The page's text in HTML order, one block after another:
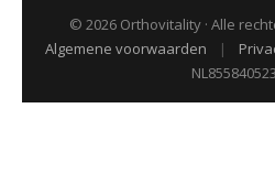
© 2026 Orthovitality · Alle
Algemene voorwaarden
|